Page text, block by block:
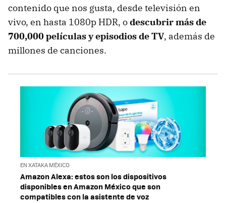
contenido que nos gusta, desde televisión en
vivo, en hasta 1080p HDR, odescubrir más de
700,000 películas y episodios de TV, además de
millones de canciones.
EN XATAKA MÉXICO
Amazon Alexa: estos son los dispositivos
disponibles en Amazon México que son
compatibles con la asistente de voz